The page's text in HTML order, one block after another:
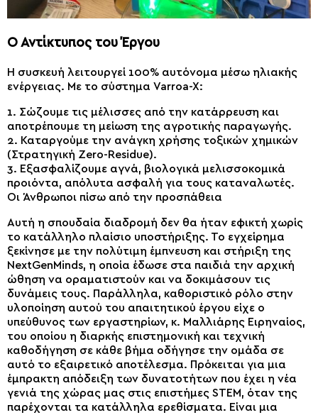
Ο Αντίκτυπος του Έργου
Η συσκευή λειτουργεί 100% αυτόνομα μέσω ηλιακής
ενέργειας. Με το σύστημα Varroa-X:
1. Σώζουμε τις μέλισσες από την κατάρρευση και
αποτρέπουμε τη μείωση της αγροτικής παραγωγής.
2. Καταργούμε την ανάγκη χρήσης τοξικών χημικών
(Στρατηγική Zero-Residue).
3. Εξασφαλίζουμε αγνά, βιολογικά μελισσοκομικά
προιόντα, απόλυτα ασφαλή για τους καταναλωτές.
Οι Άνθρωποι πίσω από την προσπάθεια
Αυτή η σπουδαία διαδρομή δεν θα ήταν εφικτή χωρίς
το κατάλληλο πλαίσιο υποστήριξης. Το εγχείρημα
ξεκίνησε με την πολύτιμη έμπνευση και στήριξη της
NextGenMinds, η οποία έδωσε στα παιδιά την αρχική
ώθηση να οραματιστούν και να δοκιμάσουν τις
δυνάμεις τους. Παράλληλα, καθοριστικό ρόλο στην
υλοποίηση αυτού του απαιτητικού έργου είχε ο
υπεύθυνος των εργαστηρίων, κ. Μαλλιάρης Ειρηναίος,
του οποίου η διαρκής επιστημονική και τεχνική
καθοδήγηση σε κάθε βήμα οδήγησε την ομάδα σε
αυτό το εξαιρετικό αποτέλεσμα. Πρόκειται για μια
έμπρακτη απόδειξη των δυνατοτήτων που έχει η νέα
γενιά της χώρας μας στις επιστήμες STEM, όταν της
παρέχονται τα κατάλληλα ερεθίσματα. Είναι μια